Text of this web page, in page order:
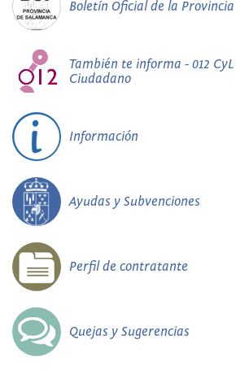
Boletín Oficial de la Provincia
También te informa - 012
Ciudadano
Información
Ayudas y Subvenciones
Perfil de contratante
Quejas y Sugerencias